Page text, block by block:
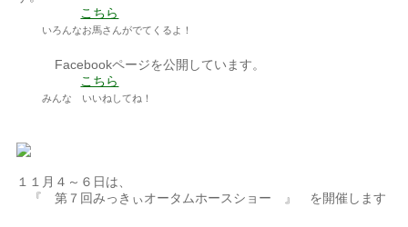
こちら
いろんなお馬さんがでてくるよ！
Facebookページを公開しています。
こちら
みんな いいねしてね！
１１月４～６日は、
『 第７回みっきぃオータムホースショー 』 を開催します